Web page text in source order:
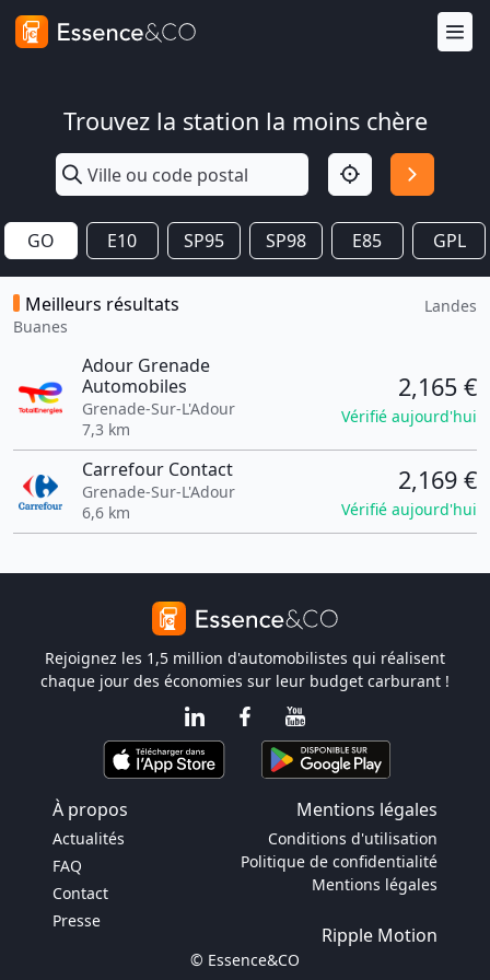
Trouvez la station la moins chère
GO E10 SP95 SP98 E85 GPL
Meilleurs résultats
Buanes
Landes
Adour Grenade
Automobiles
Grenade-Sur-L'Adour
7,3 km
2,165 €
Vérifié aujourd'hui
Carrefour Contact
Grenade-Sur-L'Adour
6,6 km
2,169 €
Vérifié aujourd'hui
Rejoignez les 1,5 million d'automobilistes qui réalisent
chaque jour des économies sur leur budget carburant !
À propos Mentions légales
Actualités
FAQ
Contact
Presse
Conditions d'utilisation
Politique de confidentialité
Mentions légales
Ripple Motion
© Essence&CO